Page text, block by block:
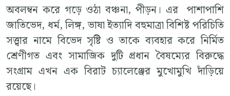
অবলম্বন করে গড়ে ওঠা বঞ্চনা, পীড়ন। এর পাশাপাশি
জাতিভেদ, ধর্ম, লিঙ্গ, ভাষা ইত্যাদি বহুমাত্রা বিশিষ্ট পরিচিতি
সত্ত্বার নামে বিভেদ সৃষ্টি ও তাকে ব্যবহার করে নির্মিত
শ্রেণীগত এবং সামাজিক দুটি প্রধান বৈষম্যের বিরুদ্ধে
সংগ্রাম এখন এক বিরাট চ্যালেঞ্জের মুখোমুখি দাঁড়িয়ে
রয়েছে।